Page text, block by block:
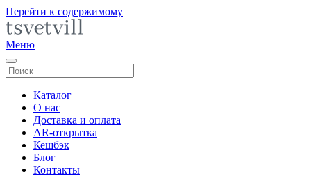
Перейти к содержимому
Меню
Каталог
О нас
Доставка и оплата
AR-открытка
Кешбэк
Блог
Контакты